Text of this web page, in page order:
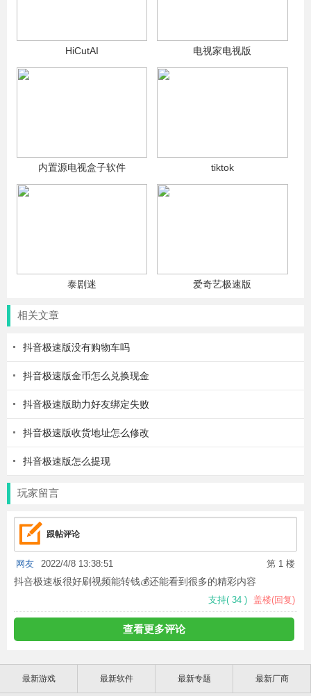
HiCutAI 电视家电视版
内置源电视盒子软件 tiktok
泰剧迷 爱奇艺极速版
相关文章
抖音极速版没有购物车吗
抖音极速版金币怎么兑换现金
抖音极速版助力好友绑定失败
抖音极速版收货地址怎么修改
抖音极速版怎么提现
玩家留言
跟帖评论
第 1 楼
网友 2022/4/8 13:38:51
抖咅极速板很好刷视频能转钱💰还能看到很多的精彩内容
支持( 34 ) 盖楼(回复)
查看更多评论
最新游戏 最新软件 最新专题 最新厂商